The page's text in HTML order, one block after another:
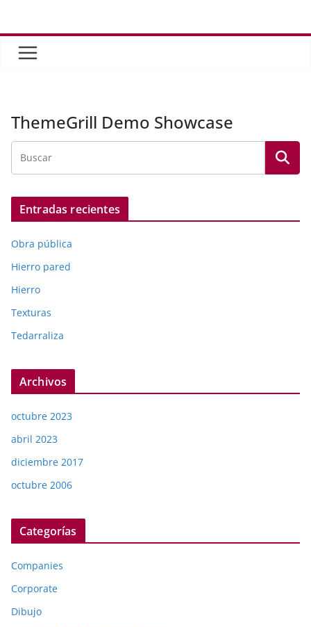
contenido
ThemeGrill Demo Showcase
Entradas recientes
Obra pública
Hierro pared
Hierro
Texturas
Tedarraliza
Archivos
octubre 2023
abril 2023
diciembre 2017
octubre 2006
Categorías
Companies
Corporate
Dibujo